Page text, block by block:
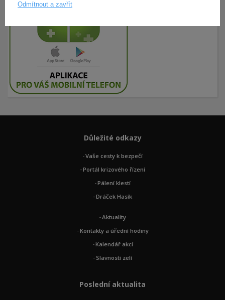
Odmítnout a zavřít
Důležité odkazy
Vaše cesty k bezpečí
Portál krizového řízení
Pálení klestí
Dráček Hasík
Aktuality
Kontakty a úřední hodiny
Kalendář akcí
Slavnosti zelí
Poslední aktualita